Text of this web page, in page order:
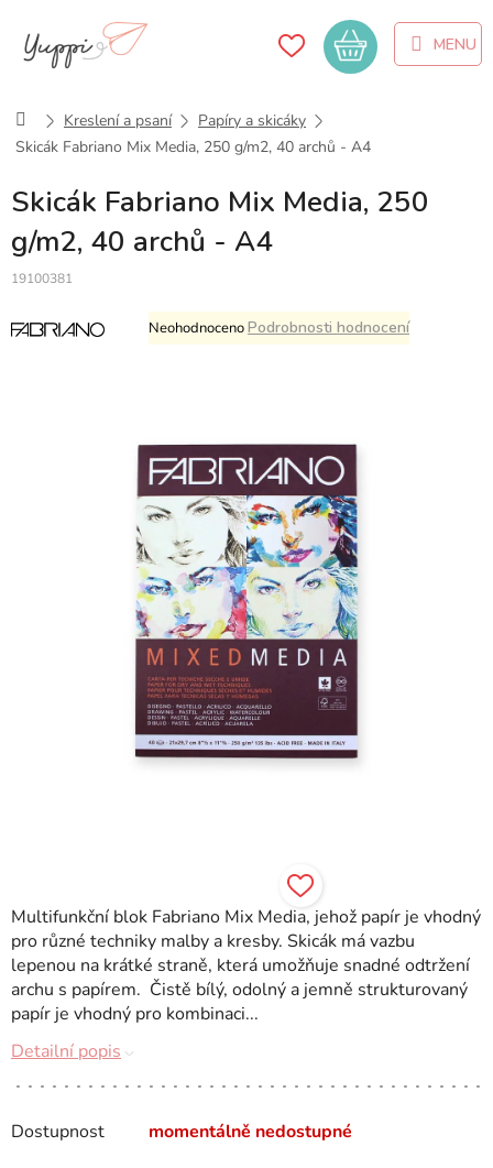
obsah
Nákupní
košík
DomůKreslení a psaní
Papíry a skicáky
Skicák Fabriano Mix Media, 250 g/m2, 40 archů - A4
Skicák Fabriano Mix Media, 250
g/m2, 40 archů - A4
19100381
Průměrné
hodnocení
5
hvězdiček.
NeohodnocenoPodrobnosti hodnocení
Dostupnost momentálně nedostupné
Multifunkční blok Fabriano Mix Media, jehož papír je vhodný
pro různé techniky malby a kresby. Skicák má vazbu
lepenou na krátké straně, která umožňuje snadné odtržení
archu s papírem. Čistě bílý, odolný a jemně strukturovaný
papír je vhodný pro kombinaci...
Detailní popis